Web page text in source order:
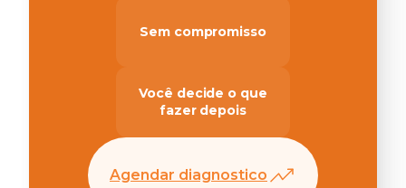
Sem compromisso
Você decide o que
fazer depois
Agendar diagnostico